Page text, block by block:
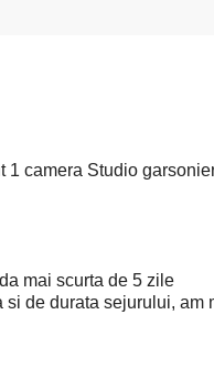
1 camera Studio
mai scurta de 5 zile
de durata sejurului, am